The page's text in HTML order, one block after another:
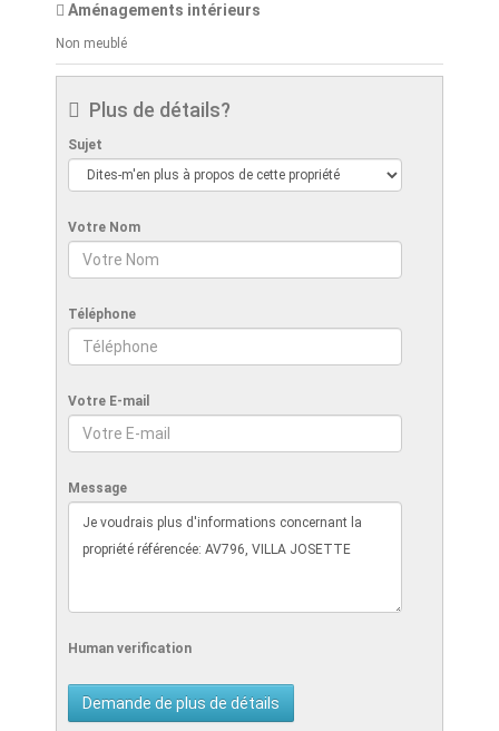
Aménagements intérieurs
Non meublé
Plus de détails?
Sujet
Votre Nom
Téléphone
Votre E-mail
Message
Human verification